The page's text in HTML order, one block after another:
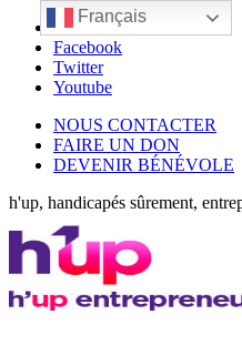
LinkedIn
Facebook
Twitter
Youtube
NOUS CONTACTER
FAIRE UN DON
DEVENIR BÉNÉVOLE
h'up, handicapés sûrement,
Français